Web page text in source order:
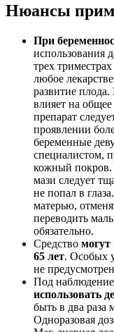
Нюансы
При
использования
трех
любое
развитие
влияет на
препарат
проявлении
беременные
специалистом,
кожный
мази следует
не попал в
матерью,
переводить
обязательно.
Средство могут
65 лет. Особых
не
Под
использовать
быть в два раза
Одноразовая